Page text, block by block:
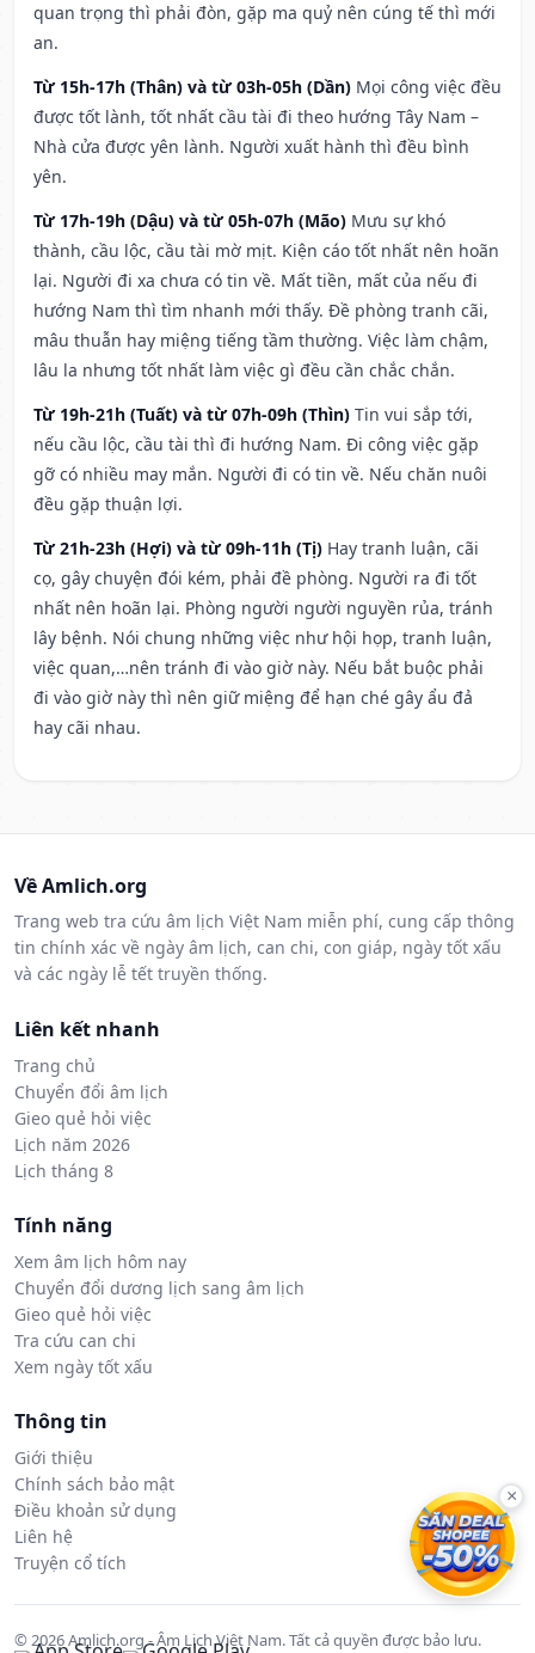
quan trọng thì phải đòn, gặp ma quỷ nên cúng tế thì mới
an.
Từ 15h-17h (Thân) và từ 03h-05h (Dần) Mọi công việc đều
được tốt lành, tốt nhất cầu tài đi theo hướng Tây Nam –
Nhà cửa được yên lành. Người xuất hành thì đều bình
yên.
Từ 17h-19h (Dậu) và từ 05h-07h (Mão) Mưu sự khó
thành, cầu lộc, cầu tài mờ mịt. Kiện cáo tốt nhất nên hoãn
lại. Người đi xa chưa có tin về. Mất tiền, mất của nếu đi
hướng Nam thì tìm nhanh mới thấy. Đề phòng tranh cãi,
mâu thuẫn hay miệng tiếng tầm thường. Việc làm chậm,
lâu la nhưng tốt nhất làm việc gì đều cần chắc chắn.
Từ 19h-21h (Tuất) và từ 07h-09h (Thìn) Tin vui sắp tới,
nếu cầu lộc, cầu tài thì đi hướng Nam. Đi công việc gặp
gỡ có nhiều may mắn. Người đi có tin về. Nếu chăn nuôi
đều gặp thuận lợi.
Từ 21h-23h (Hợi) và từ 09h-11h (Tị) Hay tranh luận, cãi
cọ, gây chuyện đói kém, phải đề phòng. Người ra đi tốt
nhất nên hoãn lại. Phòng người người nguyền rủa, tránh
lây bệnh. Nói chung những việc như hội họp, tranh luận,
việc quan,…nên tránh đi vào giờ này. Nếu bắt buộc phải
đi vào giờ này thì nên giữ miệng để hạn ché gây ẩu đả
hay cãi nhau.
Về Amlich.org
Trang web tra cứu âm lịch Việt Nam miễn phí, cung cấp thông
tin chính xác về ngày âm lịch, can chi, con giáp, ngày tốt xấu
và các ngày lễ tết truyền thống.
Liên kết nhanh
Trang chủ
Chuyển đổi âm lịch
Gieo quẻ hỏi việc
Lịch năm 2026
Lịch tháng 8
Tính năng
Xem âm lịch hôm nay
Chuyển đổi dương lịch sang âm lịch
Gieo quẻ hỏi việc
Tra cứu can chi
Xem ngày tốt xấu
Thông tin
Giới thiệu
Chính sách bảo mật
Điều khoản sử dụng
Liên hệ
Truyện cổ tích
© 2026 Amlich.org - Âm Lịch Việt Nam. Tất cả quyền được bảo lưu.
×